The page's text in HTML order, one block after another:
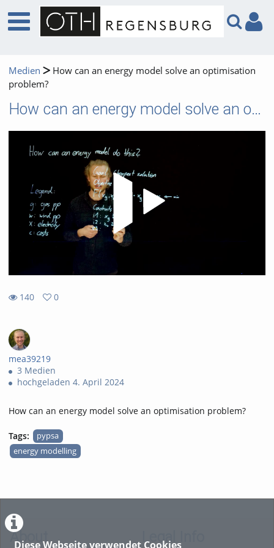
Diese Webseite verwendet Cookies
Medien
How can an energy model solve an optimisation
problem?
How can an energy model solve an optimisation problem?
140
0
mea39219
3 Medien
hochgeladen 4. April 2024
How can an energy model solve an optimisation problem?
Tags:
pypsa
energy modelling
About Legal Info